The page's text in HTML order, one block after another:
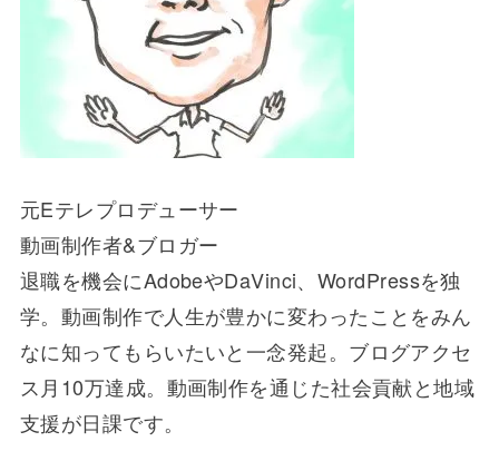
元Eテレプロデューサー
動画制作者&ブロガー
退職を機会にAdobeやDaVinci、WordPressを独
学。動画制作で人生が豊かに変わったことをみん
なに知ってもらいたいと一念発起。ブログアクセ
ス月10万達成。動画制作を通じた社会貢献と地域
支援が日課です。